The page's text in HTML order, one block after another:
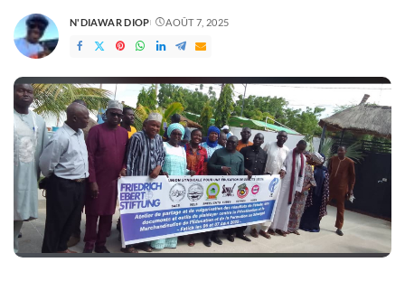
POSTED
BY
N'DIAWAR DIOP AOÛT 7, 2025